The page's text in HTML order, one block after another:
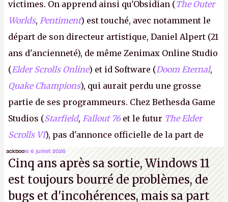
victimes. On apprend ainsi qu'Obsidian (The Outer
Worlds, Pentiment) est touché, avec notamment le
départ de son directeur artistique, Daniel Alpert (21
ans d'ancienneté), de même Zenimax Online Studio
(Elder Scrolls Online) et id Software (Doom Eternal,
Quake Champions), qui aurait perdu une grosse
partie de ses programmeurs. Chez Bethesda Game
Studios (Starfield, Fallout 76 et le futur The Elder
Scrolls VI), pas d'annonce officielle de la part de
Microsoft, mais le syndicat des employés confirme
de nombreux licenciements.A.
ackboole 6 juillet 2026
Cinq ans après sa sortie, Windows 11
est toujours bourré de problèmes, de
bugs et d'incohérences, mais sa part